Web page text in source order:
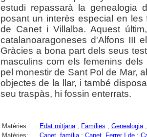
estudi repassarà la genealogia
posant un interès especial en
de Canet i Villalba. Aquest
catalanoaragoneses d'Alfons III
Gràcies a bona part dels seus
masculins com els femenins
pel monestir de Sant Pol de Mar,
objectes de la llar, i també
seu traspàs, hi fossin enterrats.
Matèries: Edat mitjana; Famílies ; Genealogia
Matèries:
Canet, família; Canet, Ferrer I de;